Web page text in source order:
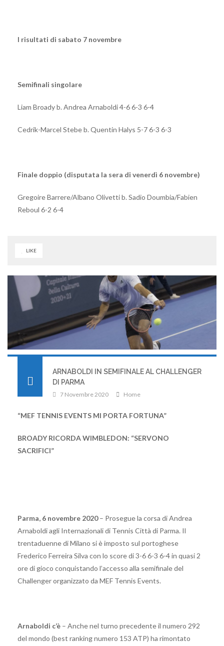
I risultati di sabato 7 novembre
Semifinali singolare
Liam Broady b. Andrea Arnaboldi 4-6 6-3 6-4
Cedrik-Marcel Stebe b. Quentin Halys 5-7 6-3 6-3
Finale doppio (disputata la sera di venerdì 6 novembre)
Gregoire Barrere/Albano Olivetti b. Sadio Doumbia/Fabien
Reboul 6-2 6-4
LIKE
ARNABOLDI IN SEMIFINALE AL CHALLENGER
DI PARMA
7 Novembre 2020 Home
“MEF TENNIS EVENTS MI PORTA FORTUNA”
BROADY RICORDA WIMBLEDON: “SERVONO
SACRIFICI”
Parma, 6 novembre 2020– Prosegue la corsa di Andrea
Arnaboldi agli Internazionali di Tennis Città di Parma. Il
trentaduenne di Milano si è imposto sul portoghese
Frederico Ferreira Silva con lo score di 3-6 6-3 6-4 in quasi 2
ore di gioco conquistando l’accesso alla semifinale del
Challenger organizzato da MEF Tennis Events.
Arnaboldi c’è – Anche nel turno precedente il numero 292
del mondo (best ranking numero 153 ATP) ha rimontato